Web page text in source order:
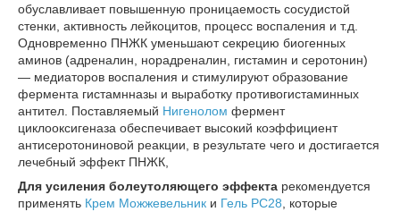
обуславливает повышенную проницаемость сосудистой
стенки, активность лейкоцитов, процесс воспаления и т.д.
Одновременно ПНЖК уменьшают секрецию биогенных
аминов (адреналин, норадреналин, гистамин и серотонин)
― медиаторов воспаления и стимулируют образование
фермента гистамнназы и выработку противогистаминных
антител. Поставляемый Нигенолом фермент
циклооксигеназа обеспечивает высокий коэффициент
антисеротониновой реакции, в результате чего и достигается
лечебный эффект ПНЖК,
Для усиления болеутоляющего эффекта рекомендуется
применять Крем Можжевельник и Гель РС28 , которые